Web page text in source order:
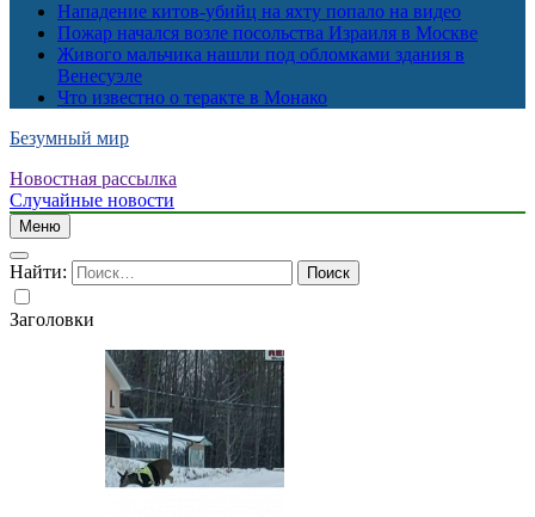
Нападение китов-убийц на яхту попало на видео
Пожар начался возле посольства Израиля в Москве
Живого мальчика нашли под обломками здания в
Венесуэле
Что известно о теракте в Монако
Безумный мир
Новостная рассылка
Случайные новости
Меню
Найти:
Заголовки